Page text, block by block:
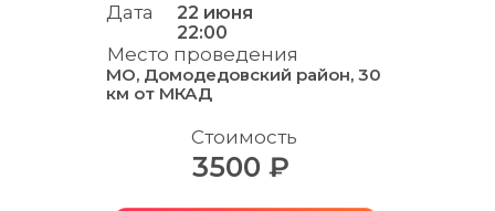
Стоимость
Дата
Место проведения
3500 ₽
22 июня
22:00
МО, Домодедовский район, 30
км от МКАД